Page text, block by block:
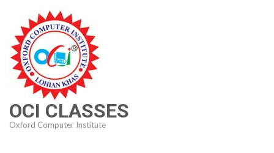
content
(Press
Enter)
OCI CLASSES
Oxford Computer Institute